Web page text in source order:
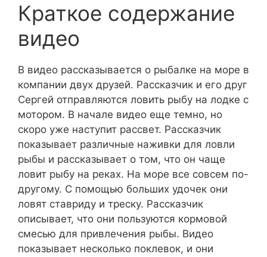
Краткое содержание
видео
В видео рассказывается о рыбалке на море в
компании двух друзей. Рассказчик и его друг
Сергей отправляются ловить рыбу на лодке с
мотором. В начале видео еще темно, но
скоро уже наступит рассвет. Рассказчик
показывает различные наживки для ловли
рыбы и рассказывает о том, что он чаще
ловит рыбу на реках. На море все совсем по-
другому. С помощью больших удочек они
ловят ставриду и треску. Рассказчик
описывает, что они пользуются кормовой
смесью для привлечения рыбы. Видео
показывает несколько поклевок, и они